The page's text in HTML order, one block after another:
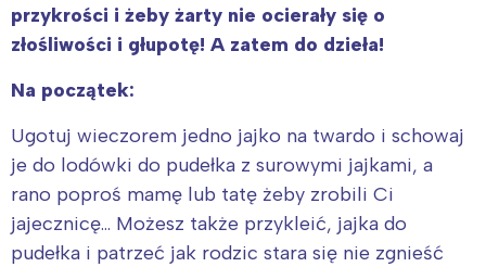
przykrości i żeby żarty nie ocierały się o
złośliwości i głupotę! A zatem do dzieła!
Na początek:
Ugotuj wieczorem jedno jajko na twardo i schowaj
je do lodówki do pudełka z surowymi jajkami, a
rano poproś mamę lub tatę żeby zrobili Ci
jajecznicę… Możesz także przykleić, jajka do
pudełka i patrzeć jak rodzic stara się nie zgnieść